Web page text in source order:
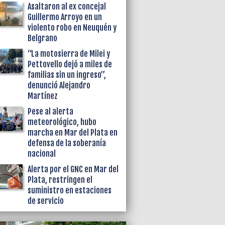
Asaltaron al ex concejal
Guillermo Arroyo en un
violento robo en Neuquén y
Belgrano
“La motosierra de Milei y
Pettovello dejó a miles de
familias sin un ingreso”,
denunció Alejandro
Martínez
Pese al alerta
meteorológico, hubo
marcha en Mar del Plata en
defensa de la soberanía
nacional
Alerta por el GNC en Mar del
Plata, restringen el
suministro en estaciones
de servicio